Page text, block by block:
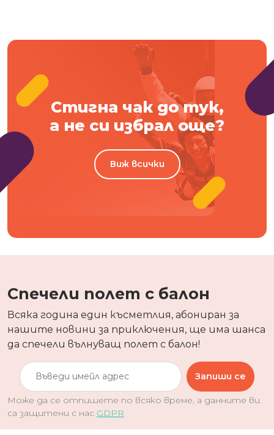
Стигна чак до тук,
а не си избрал още?
Виж всички
Спечели полет с балон
Всяка година един късметлия, абониран за
нашите новини за приключения, ще има шанса
да спечели вълнуващ полет с балон!
Запиши се
Може да се отпишете по всяко време, а данните ви
са защитени с нас GDPR